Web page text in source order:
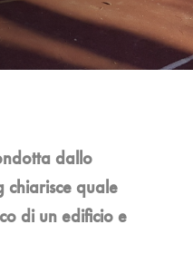
dallo
chiarisce quale
di un edificio e